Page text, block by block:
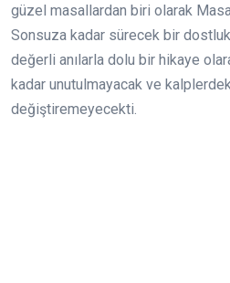
güzel masallardan biri olarak
Sonsuza kadar sürecek bir
değerli anılarla dolu bir hikaye
kadar unutulmayacak ve
değiştiremeyecekti.